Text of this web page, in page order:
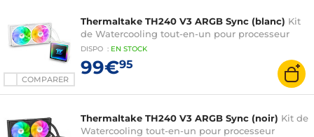
COMPARER
Thermaltake TH240 V3 ARGB Sync (blanc) Kit
de Watercooling tout-en-un pour processeur
DISPO : EN STOCK
99€95
Thermaltake TH240 V3 ARGB Sync (noir) Kit de
Watercooling tout-en-un pour processeur